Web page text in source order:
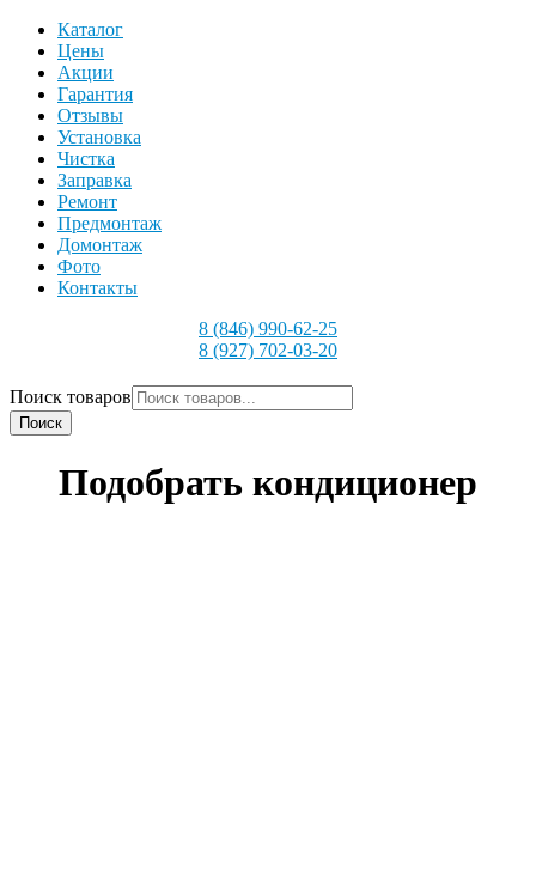
Каталог
Цены
Акции
Гарантия
Отзывы
Установка
Чистка
Заправка
Ремонт
Предмонтаж
Домонтаж
Фото
Контакты
8 (846) 990-62-25
8 (927) 702-03-20
Поиск товаров
Поиск
Подобрать кондиционер